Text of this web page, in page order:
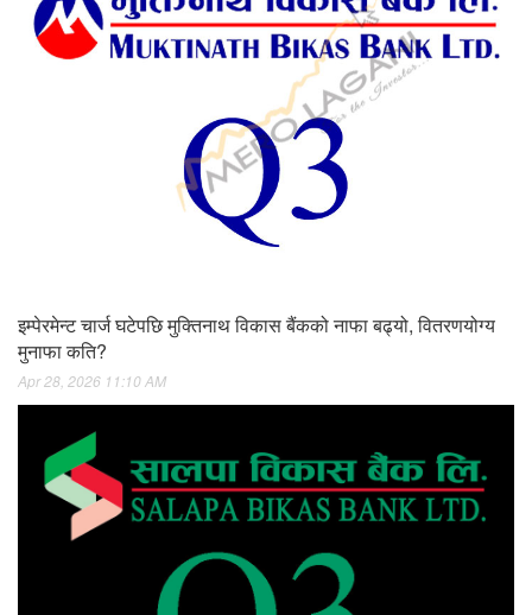
इम्पेरमेन्ट चार्ज घटेपछि मुक्तिनाथ विकास बैंकको नाफा बढ्यो, वितरणयोग्य
मुनाफा कति?
Apr 28, 2026 11:10 AM